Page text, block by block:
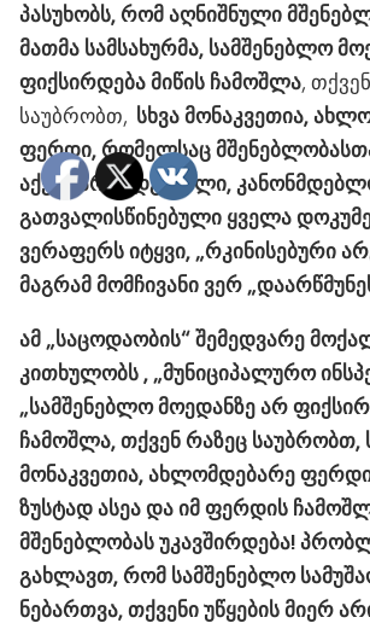
პასუხობს, რომ აღნიშნული
მათმა სამსახურმა, სამშენებლო
ფიქსირდება მიწის ჩამოშლა,
საუბრობთ, სხვა მონაკვეთია,
ფერდი, რომელსაც
აქვს წარმოდგენილი,
გათვალისწინებული ყველა
ვერაფერს იტყვი, „რკინისებური
მაგრამ მომჩივანი ვერ
ამ „საცოდაობის“ შემედვარე
კითხულობს , „მუნიციპალურო
„სამშენებლო მოედანზე არ
ჩამოშლა, თქვენ რაზეც საუბრობთ,
მონაკვეთია, ახლომდებარე
ზუსტად ასეა და იმ ფერდის
მშენებლობას უკავშირდება!
გახლავთ, რომ სამშენებლო
ნებართვა, თქვენი უწყების მიერ